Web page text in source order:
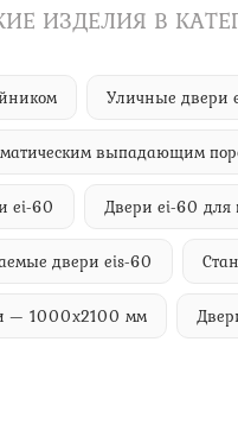
ИЗДЕЛИЯ В
Уличные двери
выпадающим
ei-60 Двери ei-60 для
двери eis-60
— 1000х2100 мм